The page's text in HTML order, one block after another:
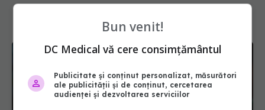
Bun venit!
DC Medical vă cere consimțământul
Publicitate și conținut personalizat, măsurători
ale publicității și de conținut, cercetarea
audienței și dezvoltarea serviciilor